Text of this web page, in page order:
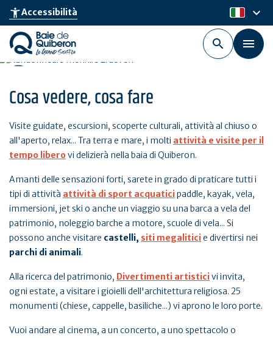
Skip
main
content
accessibility_newAccessibilità it
keyboard_arrow_down
Cosa vedere, cosa fare
Visite guidate, escursioni, scoperte culturali, attività al chiuso o
all'aperto, relax... Tra terra e mare, i molti attività e visite per il
tempo liberovi delizierà nella baia di Quiberon.
Amanti delle sensazioni forti, sarete in grado di praticare tutti i
tipi di attività attività di sport acquaticipaddle, kayak, vela,
immersioni, jet ski o anche un viaggio su una barca a vela del
patrimonio, noleggio barche a motore, scuole di vela... Si
possono anche visitare castelli, siti megaliticie divertirsi nei
parchi di animali.
Alla ricerca del patrimonio, Divertimenti artisticivi invita,
ogni estate, a visitare i gioielli dell'architettura religiosa. 25
monumenti (chiese, cappelle, basiliche...) vi aprono le loro porte.
Vuoi andare al cinema, a un concerto, a uno spettacolo o